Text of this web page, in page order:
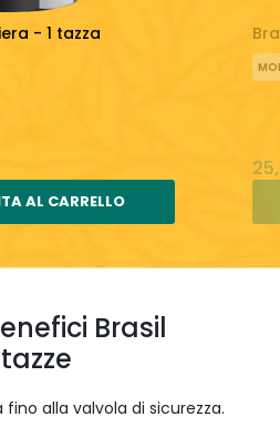
- 1 tazza
AL CARRELLO
Brasil
alla valvola di sicurezza.